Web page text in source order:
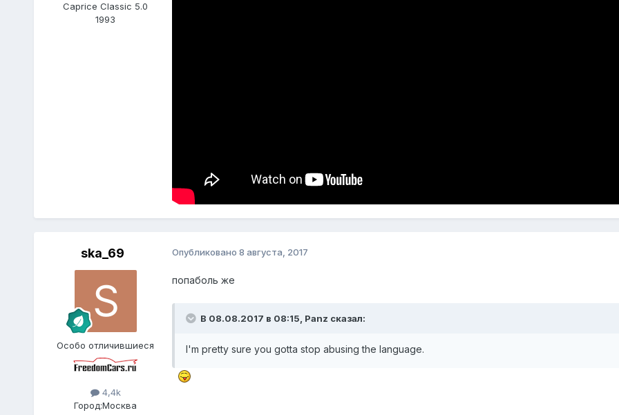
Caprice Classic 5.0
1993
ska_69
Особо отличившиеся
4,4k
Город:Москва
Опубликовано 8 августа, 2017
попаболь же
В 08.08.2017 в 08:15, Panz сказал:
I'm pretty sure you gotta stop abusing the language.